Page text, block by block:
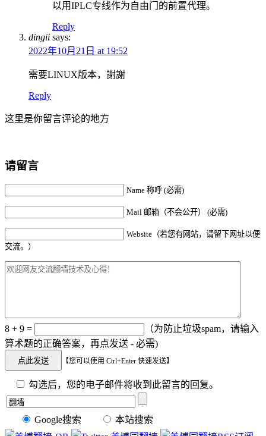
以用IPLC专线作为自由门的前置代理。
Reply
dingii says:
2022年10月21日 at 19:52
需要LINUX版本，謝謝
Reply
这里是你留言评论的地方
请留言
Name 称呼 (必需)
Mail 邮箱（不会公开） (必需)
Website（若您有网站，请留下网址以便
交流。）
8 + 9 =
（为防止垃圾spam，请输入
算术题的正确答案，再点发送 - 必需)
【您可以使用 Ctrl+Enter 快速发送】
勾选后，您的电子邮件将收到此留言的回复。
Google搜索 本站搜索